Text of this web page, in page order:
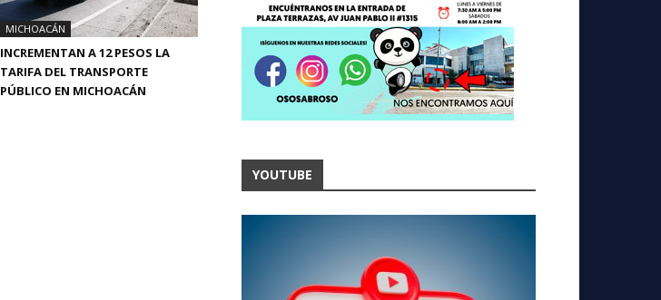
MICHOACÁN
INCREMENTAN A 12 PESOS LA
TARIFA DEL TRANSPORTE
PÚBLICO EN MICHOACÁN
YOUTUBE